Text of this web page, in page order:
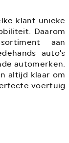
klant unieke
Daarom
aan
auto's
automerken.
altijd klaar om
voertuig